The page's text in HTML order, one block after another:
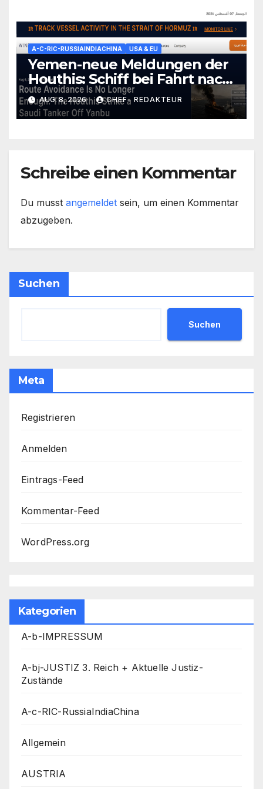
A-C-RIC-RUSSIAINDIACHINA USA & EU
Yemen-neue Meldungen der
Houthis: Schiff bei Fahrt nach
Saudi-Yanbu-Angegriffen/
+mehr
AUG. 8, 2026 CHEF- REDAKTEUR
Schreibe einen Kommentar
Du musst angemeldet sein, um einen Kommentar
abzugeben.
Suchen
Suchen
Meta
Registrieren
Anmelden
Eintrags-Feed
Kommentar-Feed
WordPress.org
Kategorien
A-b-IMPRESSUM
A-bj-JUSTIZ 3. Reich + Aktuelle Justiz-
Zustände
A-c-RIC-RussiaIndiaChina
Allgemein
AUSTRIA